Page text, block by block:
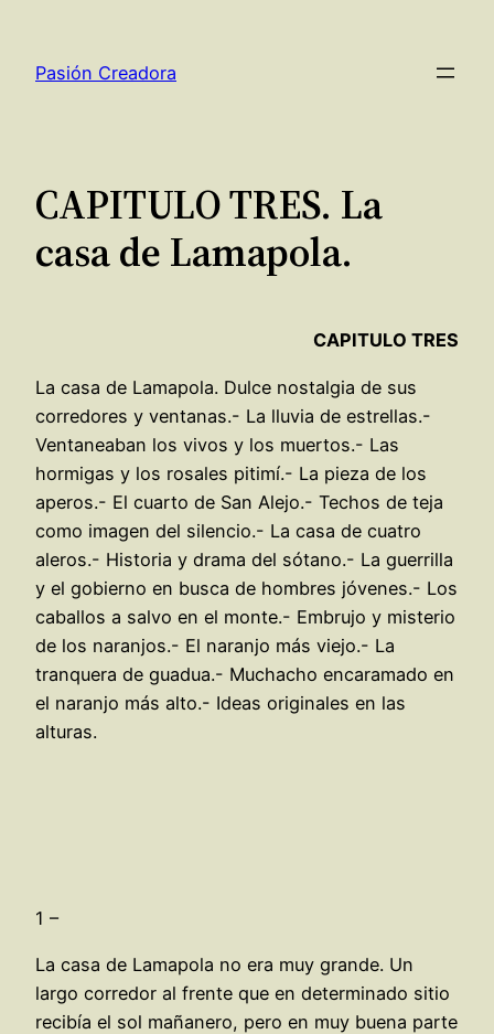
contenido
Pasión Creadora
CAPITULO TRES. La
casa de Lamapola.
CAPITULO TRES
La casa de Lamapola. Dulce nostalgia de sus
corredores y ventanas.- La lluvia de estrellas.-
Ventaneaban los vivos y los muertos.- Las
hormigas y los rosales pitimí.- La pieza de los
aperos.- El cuarto de San Alejo.- Techos de teja
como imagen del silencio.- La casa de cuatro
aleros.- Historia y drama del sótano.- La guerrilla
y el gobierno en busca de hombres jóvenes.- Los
caballos a salvo en el monte.- Embrujo y misterio
de los naranjos.- El naranjo más viejo.- La
tranquera de guadua.- Muchacho encaramado en
el naranjo más alto.- Ideas originales en las
alturas.
1 –
La casa de Lamapola no era muy grande. Un
largo corredor al frente que en determinado sitio
recibía el sol mañanero, pero en muy buena parte